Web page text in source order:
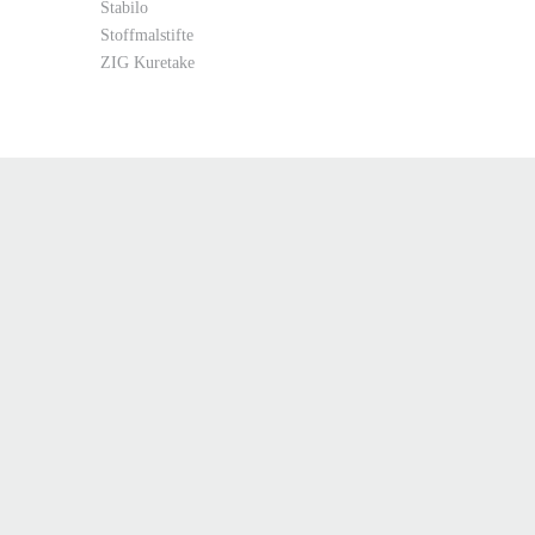
Stabilo
Stoffmalstifte
ZIG Kuretake